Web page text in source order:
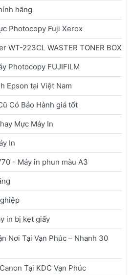
hãng
Photocopy Fuji Xerox
WT-223CL WASTER TONER BOX
Photocopy FUJIFILM
Epson tại Việt Nam
Có Bảo Hành giá tốt
Mực Máy In
In
- Máy in phun màu A3
in bị kẹt giấy
Nơi Tại Vạn Phúc – Nhanh 30
Tại KDC Vạn Phúc